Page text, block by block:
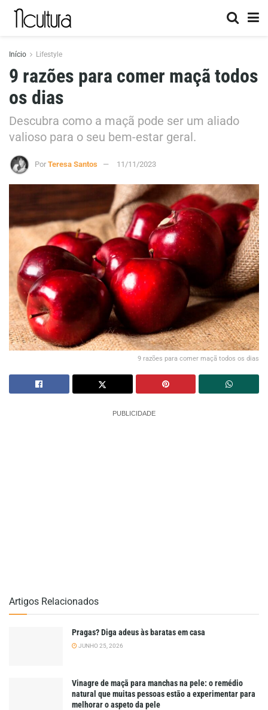
Início Lifestyle
9 razões para comer maçã todos
os dias
Descubra como a maçã pode ser um aliado
valioso para o seu bem-estar geral.
Por Teresa Santos 11/11/2023
9 razões para comer maçã todos os dias
PUBLICIDADE
Artigos Relacionados
Pragas? Diga adeus às baratas em casa
JUNHO 25, 2026
Vinagre de maçã para manchas na pele: o remédio
natural que muitas pessoas estão a experimentar para
melhorar o aspeto da pele